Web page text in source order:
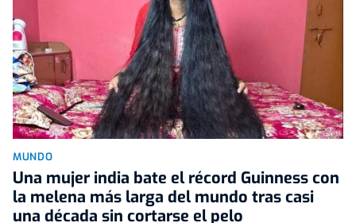
MUNDO
Una mujer india bate el récord Guinness con
la melena más larga del mundo tras casi
una década sin cortarse el pelo